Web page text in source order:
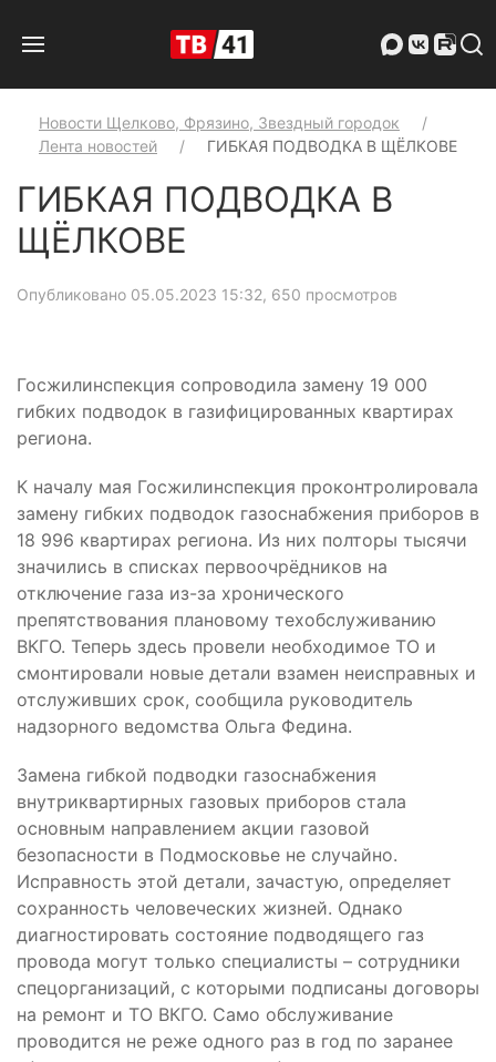
Новости Щелково, Фрязино, Звездный городок
Лента новостей
ГИБКАЯ ПОДВОДКА В ЩЁЛКОВЕ
ГИБКАЯ ПОДВОДКА В
ЩЁЛКОВЕ
Опубликовано 05.05.2023 15:32, 650 просмотров
Госжилинспекция сопроводила замену 19 000
гибких подводок в газифицированных квартирах
региона.
К началу мая Госжилинспекция проконтролировала
замену гибких подводок газоснабжения приборов в
18 996 квартирах региона. Из них полторы тысячи
значились в списках первоочрёдников на
отключение газа из-за хронического
препятствования плановому техобслуживанию
ВКГО. Теперь здесь провели необходимое ТО и
смонтировали новые детали взамен неисправных и
отслуживших срок, сообщила руководитель
надзорного ведомства Ольга Федина.
Замена гибкой подводки газоснабжения
внутриквартирных газовых приборов стала
основным направлением акции газовой
безопасности в Подмосковье не случайно.
Исправность этой детали, зачастую, определяет
сохранность человеческих жизней. Однако
диагностировать состояние подводящего газ
провода могут только специалисты – сотрудники
спецорганизаций, с которыми подписаны договоры
на ремонт и ТО ВКГО. Само обслуживание
проводится не реже одного раз в год по заранее